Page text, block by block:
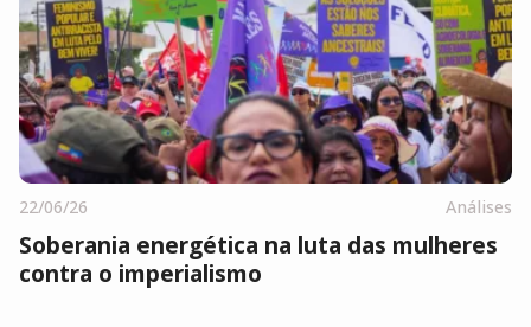
22/06/26 Análises
Soberania energética na luta das mulheres
contra o imperialismo